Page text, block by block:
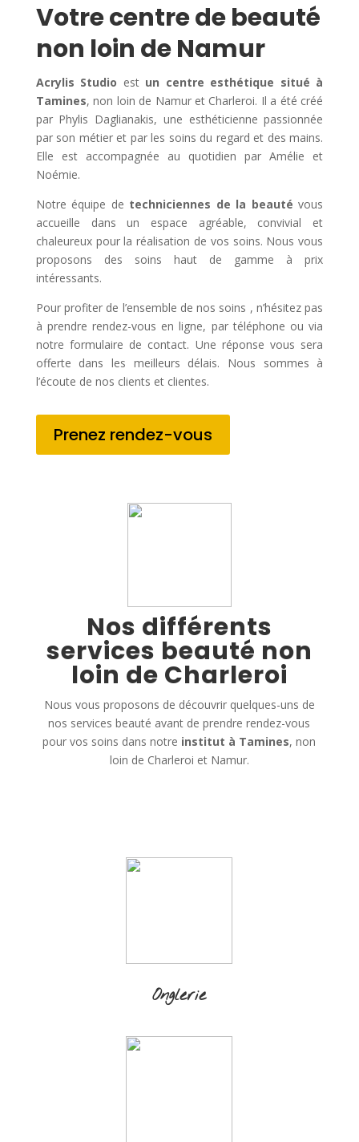
Votre centre de beauté
non loin de Namur
Acrylis Studio est un centre esthétique situé à
Tamines, non loin de Namur et Charleroi. Il a été créé
par Phylis Daglianakis, une esthéticienne passionnée
par son métier et par les soins du regard et des mains.
Elle est accompagnée au quotidien par Amélie et
Noémie.
Notre équipe de techniciennes de la beauté vous
accueille dans un espace agréable, convivial et
chaleureux pour la réalisation de vos soins. Nous vous
proposons des soins haut de gamme à prix
intéressants.
Pour profiter de l’ensemble de nos soins , n’hésitez pas
à prendre rendez-vous en ligne, par téléphone ou via
notre formulaire de contact. Une réponse vous sera
offerte dans les meilleurs délais. Nous sommes à
l’écoute de nos clients et clientes.
Prenez rendez-vous
Nos différents
services beauté non
loin de Charleroi
Nous vous proposons de découvrir quelques-uns de
nos services beauté avant de prendre rendez-vous
pour vos soins dans notre institut à Tamines, non
loin de Charleroi et Namur.
Onglerie